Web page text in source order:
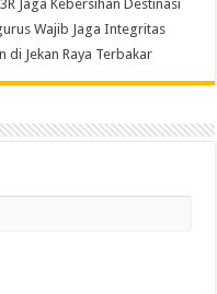
Jaga Kebersihan Destinasi
Wajib Jaga Integritas
di Jekan Raya Terbakar